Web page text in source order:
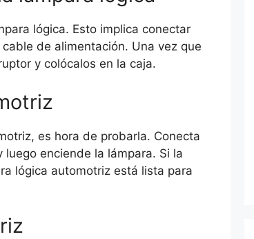
lógica. Esto implica conectar
de alimentación. Una vez que
y colócalos en la caja.
es hora de probarla. Conecta
enciende la lámpara. Si la
lógica automotriz está lista para